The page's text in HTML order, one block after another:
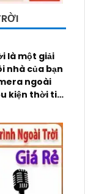
là một giải
nhà của bạn
ngoài
kiện thời tiết